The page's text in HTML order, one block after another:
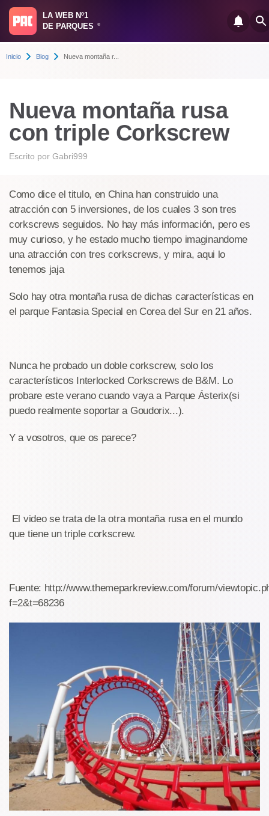
LA WEB Nº1
DE PARQUES
®
Inicio Blog Nueva montaña r...
Nueva montaña rusa
con triple Corkscrew
Escrito por Gabri999
Como dice el titulo, en China han construido una
atracción con 5 inversiones, de los cuales 3 son tres
corkscrews seguidos. No hay más información, pero es
muy curioso, y he estado mucho tiempo imaginandome
una atracción con tres corkscrews, y mira, aqui lo
tenemos jaja
Solo hay otra montaña rusa de dichas características en
el parque Fantasia Special en Corea del Sur en 21 años.
Nunca he probado un doble corkscrew, solo los
característicos Interlocked Corkscrews de B&M. Lo
probare este verano cuando vaya a Parque Ásterix(si
puedo realmente soportar a Goudorix...).
Y a vosotros, que os parece?
El video se trata de la otra montaña rusa en el mundo
que tiene un triple corkscrew.
Fuente: http://www.themeparkreview.com/forum/
f=2&t=68236